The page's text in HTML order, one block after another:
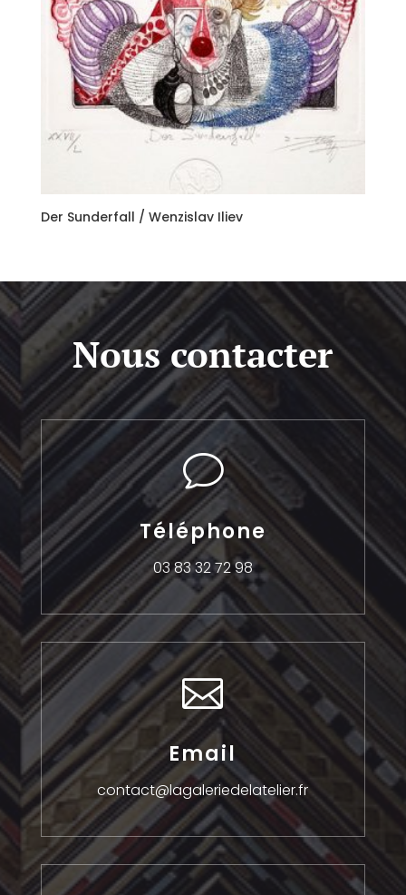
Der Sunderfall / Wenzislav Iliev
Nous contacter
v
Téléphone
03 83 32 72 98

Email
contact@lagaleriedelatelier.fr